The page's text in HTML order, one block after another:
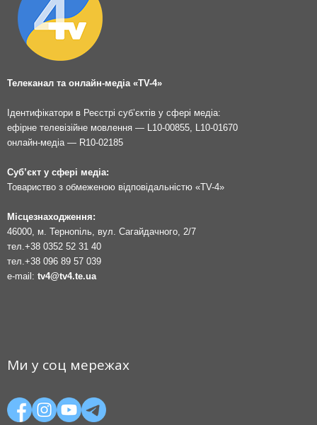
Телеканал та онлайн-медіа «TV-4»
Ідентифікатори в Реєстрі суб’єктів у сфері медіа:
ефірне телевізійне мовлення — L10-00855, L10-01670
онлайн-медіа — R10-02185
Суб’єкт у сфері медіа:
Товариство з обмеженою відповідальністю «TV-4»
Місцезнаходження:
46000, м. Тернопіль, вул. Сагайдачного, 2/7
тел. +38 0352 52 31 40
тел. +38 096 89 57 039
e-mail: tv4@tv4.te.ua
Ми у соц мережах